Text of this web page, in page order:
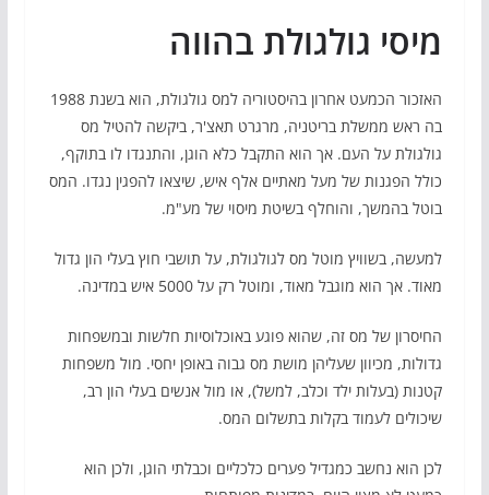
מיסי גולגולת בהווה
האזכור הכמעט אחרון בהיסטוריה למס גולגולת, הוא בשנת 1988
בה ראש ממשלת בריטניה, מרגרט תאצ'ר, ביקשה להטיל מס
גולגולת על העם. אך הוא התקבל כלא הוגן, והתנגדו לו בתוקף,
כולל הפגנות של מעל מאתיים אלף איש, שיצאו להפגין נגדו. המס
בוטל בהמשך, והוחלף בשיטת מיסוי של מע"מ.
למעשה, בשוויץ מוטל מס לגולגולת, על תושבי חוץ בעלי הון גדול
מאוד. אך הוא מוגבל מאוד, ומוטל רק על 5000 איש במדינה.
החיסרון של מס זה, שהוא פוגע באוכלוסיות חלשות ובמשפחות
גדולות, מכיוון שעליהן מושת מס גבוה באופן יחסי. מול משפחות
קטנות (בעלות ילד וכלב, למשל), או מול אנשים בעלי הון רב,
שיכולים לעמוד בקלות בתשלום המס.
לכן הוא נחשב כמגדיל פערים כלכליים וכבלתי הוגן, ולכן הוא